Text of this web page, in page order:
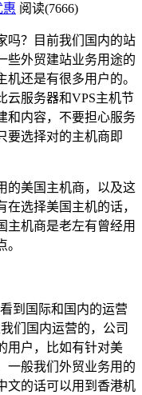
惠 阅读(7666)
吗？目前我们国内的站
些外贸建站业务用途的
还是有很多用户的。
云服务器和VPS主机节
和内容，不要担心服务
要选择对的主机商即
的美国主机商，以及这
选择美国主机的话，
主机商是老左有曾经用
到国际和国内的运营
们国内运营的，公司
用户，比如有针对美
一般我们外贸业务用的
文的话可以用到香港机